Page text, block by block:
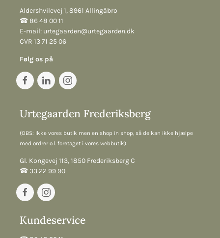
Aldershvilevej 1, 8961 Allingåbro
☎︎ 86 48 00 11
E-mail: urtegaarden@urtegaarden.dk
CVR 13 71 25 06
Følg os på
Urtegaarden Frederiksberg
(OBS: Ikke vores butik men en shop in shop, så de kan ikke hjælpe
med ordrer o.l. foretaget i vores webbutik)
Gl. Kongevej 113, 1850 Frederiksberg C
☎︎ 33 22 99 90
Kundeservice